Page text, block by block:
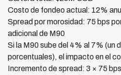
Costo de fondeo actual: 12%
Spread por morosidad: 75 bps
adicional de M90
Si la M90 sube del 4% al 7% (un
porcentuales), el impacto en el
Incremento de spread: 3 × 75